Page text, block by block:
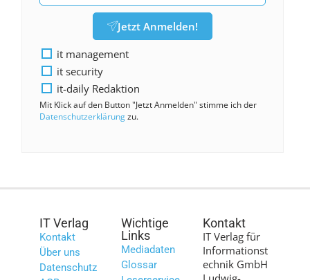
Jetzt Anmelden!
it management
it security
it-daily Redaktion
Mit Klick auf den Button "Jetzt Anmelden" stimme ich der
Datenschutzerklärungzu.
IT Verlag
Kontakt
Über uns
Datenschutz
Wichtige
Links
Mediadaten
Glossar
Kontakt
IT Verlag für
Informationst
echnik GmbH